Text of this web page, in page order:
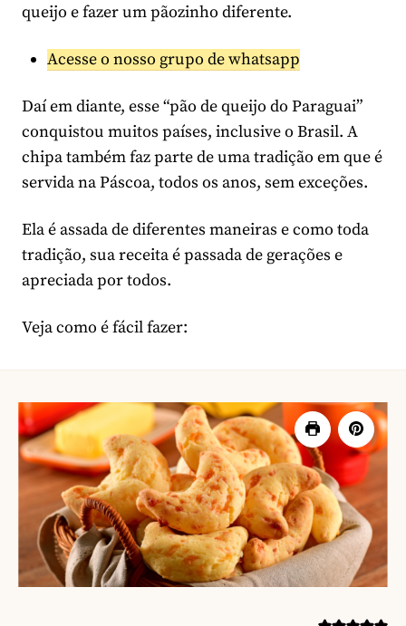
queijo e fazer um pãozinho diferente.
Acesse o nosso grupo de whatsapp
Daí em diante, esse “pão de queijo do Paraguai”
conquistou muitos países, inclusive o Brasil. A
chipa também faz parte de uma tradição em que é
servida na Páscoa, todos os anos, sem exceções.
Ela é assada de diferentes maneiras e como toda
tradição, sua receita é passada de gerações e
apreciada por todos.
Veja como é fácil fazer: